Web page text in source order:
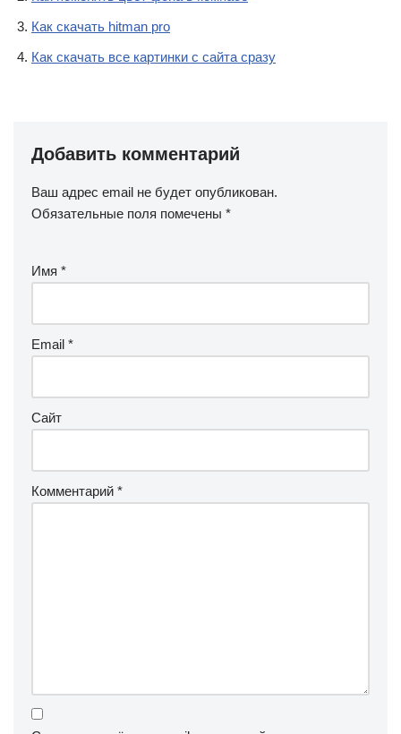
Как скачать hitman pro
Как скачать все картинки с сайта сразу
Добавить комментарий
Ваш адрес email не будет опубликован.
Обязательные поля помечены *
Имя *
Email *
Сайт
Комментарий *